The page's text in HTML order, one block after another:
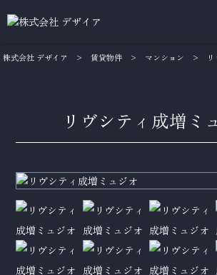
株式会社 デザイア > 賃貸物件 > マンション >
リヴシティ成増ミ